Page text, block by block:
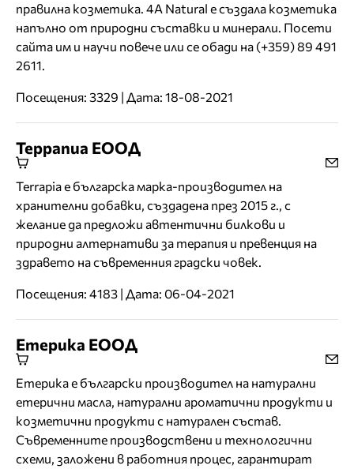
правилна козметика. 4A Natural е създала козметика
напълно от природни съставки и минерали. Посети
сайта им и научи повече или се обади на (+359) 89 491
2611.
Посещения: 3329 | Дата: 18-08-2021
Террапиа ЕООД
Terrapia е българска марка-производител на
хранителни добавки, създадена през 2015 г., с
желание да предложи автентични билкови и
природни алтернативи за терапия и превенция на
здравето на съвременния градски човек.
Посещения: 4183 | Дата: 06-04-2021
Етерика ЕООД
Етерика е български производител на натурални
етерични масла, натурални ароматични продукти и
козметични продукти с натурален състав.
Съвременните производствени и технологични
схеми, заложени в работния процес, гарантират